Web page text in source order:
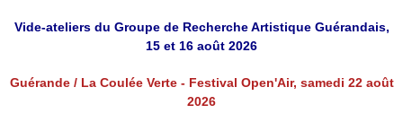
Vide-ateliers du Groupe de Recherche Artistique Guérandais,
15 et 16 août 2026
Guérande / La Coulée Verte - Festival Open'Air, samedi 22 août
2026